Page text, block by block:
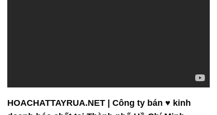
tự hào về mối quan hệ đối tác mạnh mẽ và bền